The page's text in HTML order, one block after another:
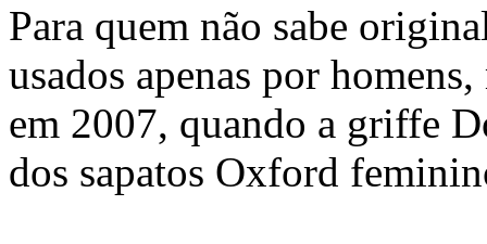
Para quem não sabe
usados apenas por
em 2007, quando a griffe
dos sapatos Oxford